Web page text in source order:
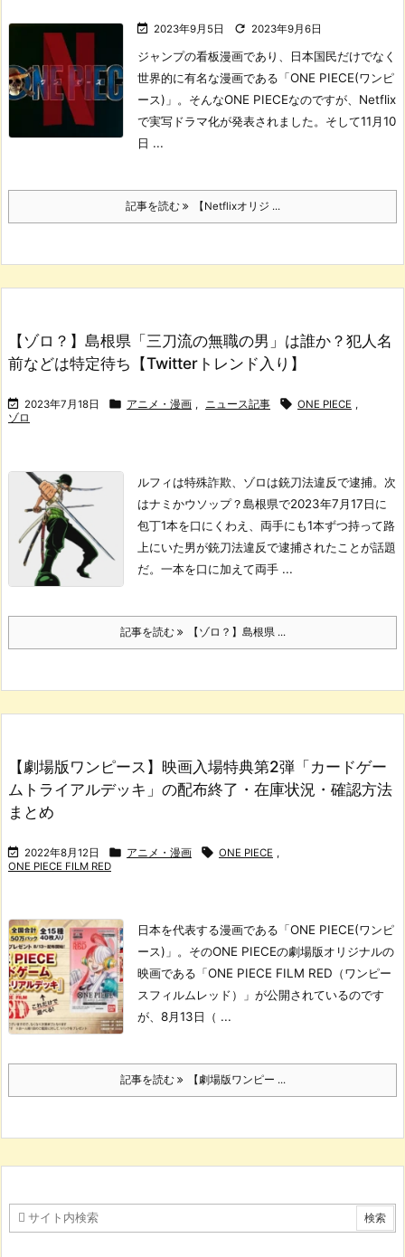
 2023年9月5日  2023年9月6日
ジャンプの看板漫画であり、日本国民だけでなく
世界的に有名な漫画である「ONE PIECE(ワンピ
ース)」。 そんなONE PIECEなのですが、Netflix
で実写ドラマ化が発表されました。 そして11月10
日 ...
記事を読む 【Netflixオリジ ...
【ゾロ？】島根県「三刀流の無職の男」は誰か？犯人名
前などは特定待ち【Twitterトレンド入り】
 2023年7月18日  アニメ・漫画 , ニュース記事  ONE PIECE ,
ゾロ
ルフィは特殊詐欺、ゾロは銃刀法違反で逮捕。次
はナミかウソップ？島根県で2023年7月17日に
包丁1本を口にくわえ、両手にも1本ずつ持って路
上にいた男が銃刀法違反で逮捕されたことが話題
だ。 一本を口に加えて両手 ...
記事を読む 【ゾロ？】島根県 ...
【劇場版ワンピース】映画入場特典第2弾「カードゲー
ムトライアルデッキ」の配布終了・在庫状況・確認方法
まとめ
 2022年8月12日  アニメ・漫画  ONE PIECE ,
ONE PIECE FILM RED
日本を代表する漫画である「ONE PIECE(ワンピ
ース)」。 そのONE PIECEの劇場版オリジナルの
映画である「ONE PIECE FILM RED（ワンピー
スフィルムレッド）」が公開されているのです
が、8月13日（ ...
記事を読む 【劇場版ワンピー ...